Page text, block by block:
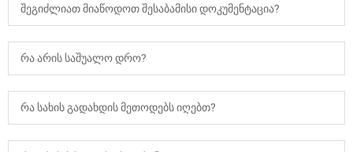
შეგიძლიათ მიაწოდოთ შესაბამისი დოკუმენტაცია?
რა არის საშუალო დრო?
რა სახის გადახდის მეთოდებს იღებთ?